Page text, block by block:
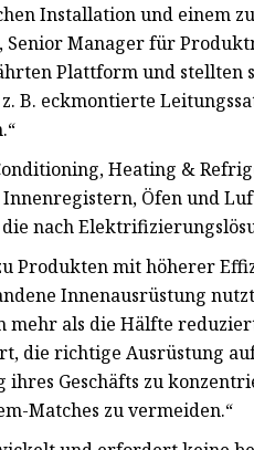
Installation und einem
Senior Manager für
Plattform und stellten
B. eckmontierte
Heating &
Öfen und
nach
Produkten mit höherer
Innenausrüstung
als die Hälfte
die richtige Ausrüstung
ihres Geschäfts zu
Matches zu vermeiden.“